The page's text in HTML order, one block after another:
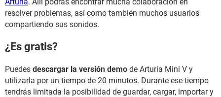
resolver problemas, así como también muchos usuarios
compartiendo sus sonidos.
¿Es gratis?
Puedes descargar la versión demo de Arturia Mini V y
utilizarla por un tiempo de 20 minutos. Durante ese tiempo
tendrás limitada la posibilidad de guardar, cargar, importar y